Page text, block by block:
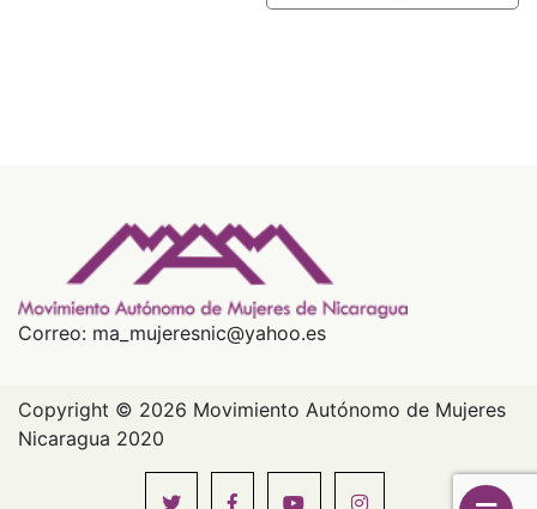
Correo: ma_mujeresnic@yahoo.es
Copyright © 2026 Movimiento Autónomo de Mujeres
Nicaragua 2020